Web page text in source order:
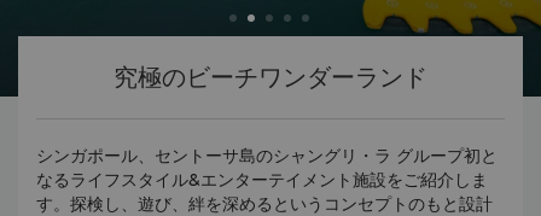
究極のビーチワンダーランド
シンガポール、セントーサ島のシャングリ・ラ グループ初と
なるライフスタイル&エンターテイメント施設をご紹介しま
す。探検し、遊び、絆を深めるというコンセプトのもと設計